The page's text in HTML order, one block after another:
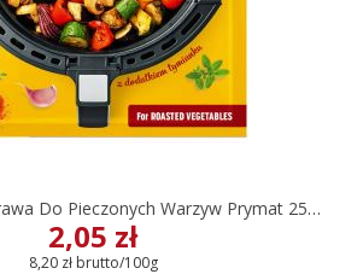
AIR FRYER Przyprawa Do Pieczonych Warzyw Prymat 25 G
2,05 zł
8,20 zł brutto/100g